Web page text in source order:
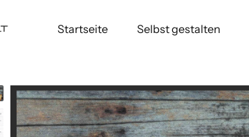
Startseite Selbst gestalten